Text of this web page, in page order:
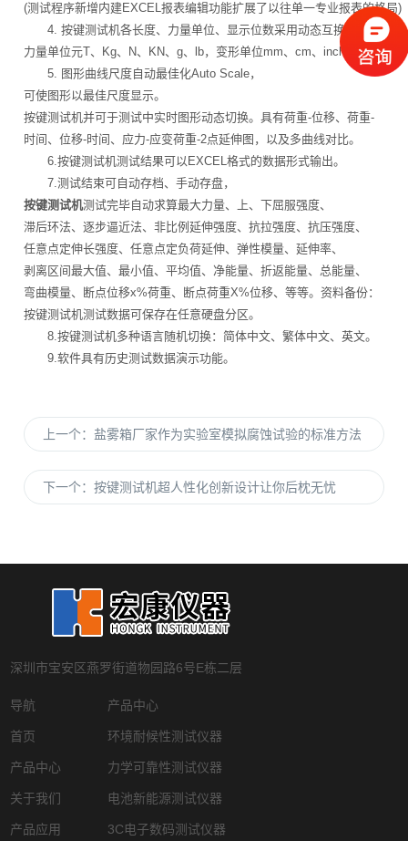
(测试程序新增内建EXCEL报表编辑功能扩展了以往单一专业报表的格局)
4. 按键测试机各长度、力量单位、显示位数采用动态互换方式，
力量单位元T、Kg、N、KN、g、lb，变形单位mm、cm、inch。
5. 图形曲线尺度自动最佳化Auto Scale，
可使图形以最佳尺度显示。
按键测试机并可于测试中实时图形动态切换。具有荷重-位移、荷重-
时间、位移-时间、应力-应变荷重-2点延伸图，以及多曲线对比。
6.按键测试机测试结果可以EXCEL格式的数据形式输出。
7.测试结束可自动存档、手动存盘，
按键测试机测试完毕自动求算最大力量、上、下屈服强度、
滞后环法、逐步逼近法、非比例延伸强度、抗拉强度、抗压强度、
任意点定伸长强度、任意点定负荷延伸、弹性模量、延伸率、
剥离区间最大值、最小值、平均值、净能量、折返能量、总能量、
弯曲模量、断点位移x%荷重、断点荷重X%位移、等等。资料备份：
按键测试机测试数据可保存在任意硬盘分区。
8.按键测试机多种语言随机切换：简体中文、繁体中文、英文。
9.软件具有历史测试数据演示功能。
上一个：盐雾箱厂家作为实验室模拟腐蚀试验的标准方法
下一个：按键测试机超人性化创新设计让你后枕无忧
深圳市宝安区燕罗街道物园路6号E栋二层
导航
首页
产品中心
关于我们
产品应用
产品中心
环境耐候性测试仪器
力学可靠性测试仪器
电池新能源测试仪器
3C电子数码测试仪器